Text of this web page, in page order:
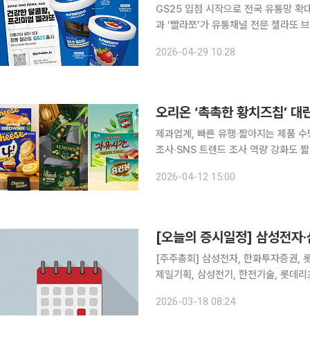
GS25 입점 시작으로 전국 유통망 확대
과 ‘빨라쪼’가 유통채널 전문 젤라또
가문의 전통 기술력을 바탕으로 만든
2026-04-29 10:28
제과업계, 빠른 유행‧짧아지는 제품
조사‧SNS 트렌드 조사 역량 강화도 짧아지는 디저트 유행 주기에 제과업계의 고민이 깊어지고 있
제과업체로선 실시간 대응이 쉽지만
2026-04-12 15:00
[오늘의 증시일정] 삼성전자
[주주총회] 삼성전자, 한화투자증권,
제일기획, 삼성전기, 한전기술, 롯데
2026-03-18 08:24